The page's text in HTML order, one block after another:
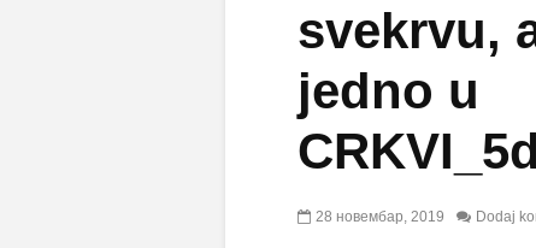
svekrvu,
jedno u
28 новембар, 2019 Dodaj